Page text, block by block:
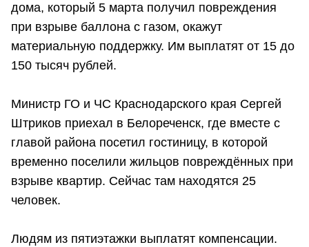
дома, который 5 марта получил повреждения
при взрыве баллона с газом, окажут
материальную поддержку. Им выплатят от 15 до
150 тысяч рублей.
Министр ГО и ЧС Краснодарского края Сергей
Штриков приехал в Белореченск, где вместе с
главой района посетил гостиницу, в которой
временно поселили жильцов повреждённых при
взрыве квартир. Сейчас там находятся 25
человек.
Людям из пятиэтажки выплатят компенсации.